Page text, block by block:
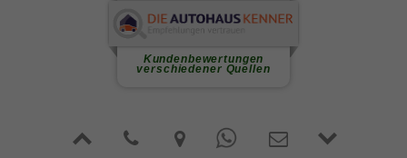
Kundenbewertungen
verschiedener Quellen
Ralf Z.
Wir hatten herrn Gädicke als